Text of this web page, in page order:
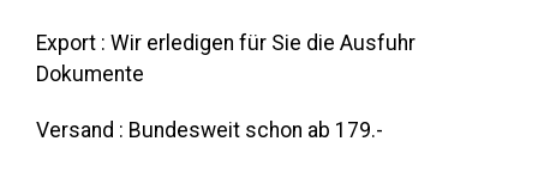
Export : Wir erledigen für Sie die Ausfuhr
Dokumente
Versand : Bundesweit schon ab 179.-